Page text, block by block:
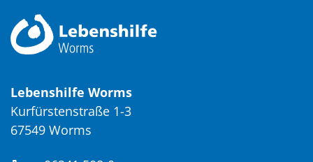
Lebenshilfe Worms
Kurfürstenstraße 1-3
67549 Worms